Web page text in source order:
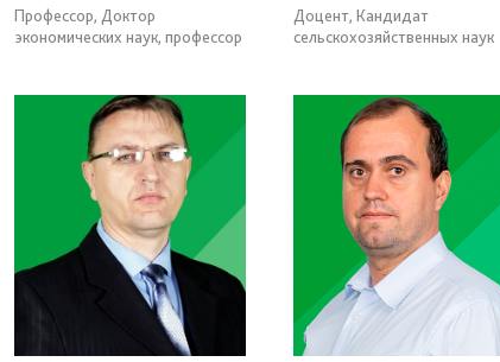
Профессор, Доктор
экономических наук, профессор
Доцент, Кандидат
сельскохозяйственных наук